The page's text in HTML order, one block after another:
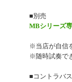
■別売
MBシリーズ
※当店が自信
※随時試奏で
■コントラバ